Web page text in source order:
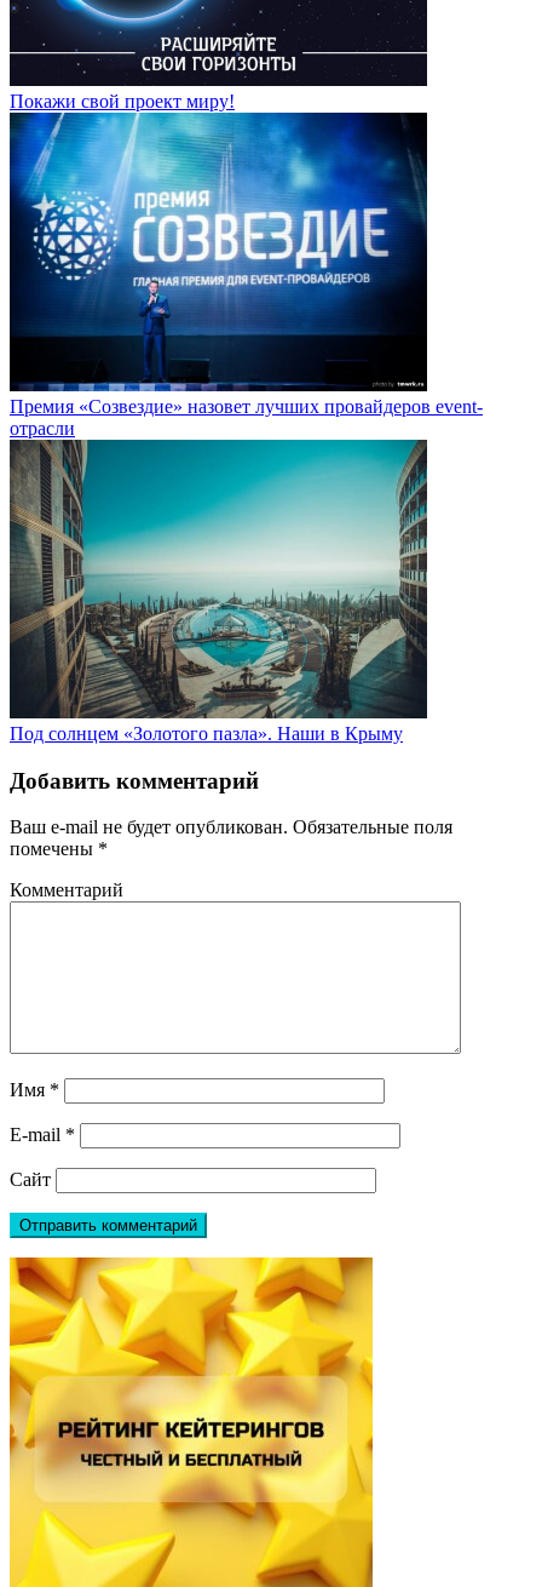
Покажи свой проект миру!
Премия «Созвездие» назовет лучших провайдеров event-
отрасли
Под солнцем «Золотого пазла». Наши в Крыму
Добавить комментарий
Ваш e-mail не будет опубликован. Обязательные поля
помечены *
Комментарий
Имя *
E-mail *
Сайт